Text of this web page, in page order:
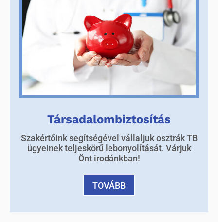
Társadalombiztosítás
Szakértőink segítségével vállaljuk osztrák TB
ügyeinek teljeskörű lebonyolítását. Várjuk
Önt irodánkban!
TOVÁBB